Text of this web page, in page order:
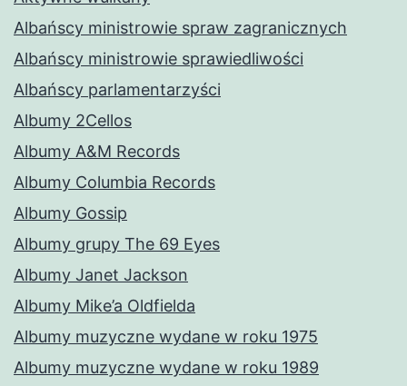
Albańscy ministrowie spraw zagranicznych
Albańscy ministrowie sprawiedliwości
Albańscy parlamentarzyści
Albumy 2Cellos
Albumy A&M Records
Albumy Columbia Records
Albumy Gossip
Albumy grupy The 69 Eyes
Albumy Janet Jackson
Albumy Mike’a Oldfielda
Albumy muzyczne wydane w roku 1975
Albumy muzyczne wydane w roku 1989